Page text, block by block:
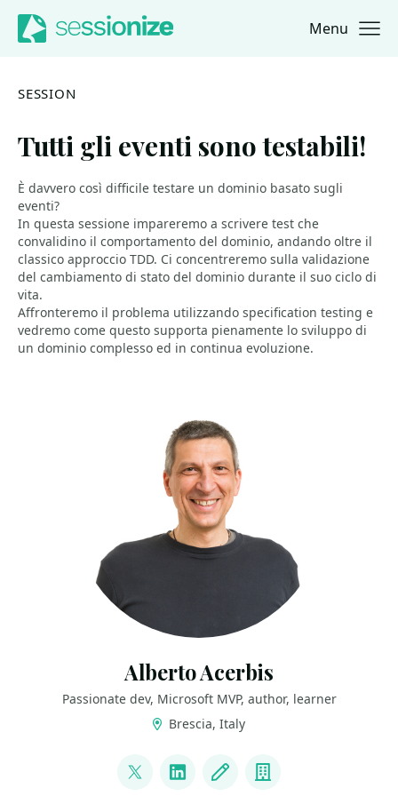
Jump to navigation
Jump to content Menu
SESSION
Tutti gli eventi sono testabili!
È davvero così difficile testare un dominio basato sugli
eventi?
In questa sessione impareremo a scrivere test che
convalidino il comportamento del dominio, andando oltre il
classico approccio TDD. Ci concentreremo sulla validazione
del cambiamento di stato del dominio durante il suo ciclo di
vita.
Affronteremo il problema utilizzando specification testing e
vedremo come questo supporta pienamente lo sviluppo di
un dominio complesso ed in continua evoluzione.
Alberto Acerbis
Passionate dev, Microsoft MVP, author, learner
Brescia, Italy
@aacerbis
LinkedInBlog Company